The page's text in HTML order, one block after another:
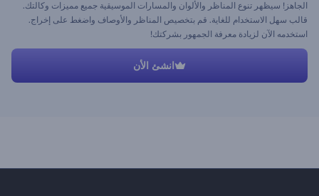
الجاهز! سيظهر تنوع المناظر والألوان والمسارات الموسيقية جميع مميزات وكالتك.
قالب سهل الاستخدام للغاية. قم بتخصيص المناظر والأوصاف واضغط على إخراج.
استخدمه الآن لزيادة معرفة الجمهور بشركتك!
انشئ الأن